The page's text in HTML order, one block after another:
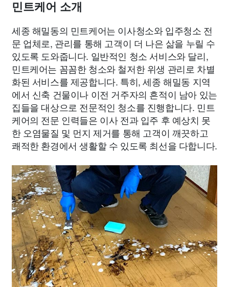
민트케어 소개
세종 해밀동의 민트케어는 이사청소와 입주청소 전
문 업체로, 관리를 통해 고객이 더 나은 삶을 누릴 수
있도록 도와줍니다. 일반적인 청소 서비스와 달리,
민트케어는 꼼꼼한 청소와 철저한 위생 관리로 차별
화된 서비스를 제공합니다. 특히, 세종 해밀동 지역
에서 신축 건물이나 이전 거주자의 흔적이 남아 있는
집들을 대상으로 전문적인 청소를 진행합니다. 민트
케어의 전문 인력들은 이사 전과 입주 후 예상치 못
한 오염물질 및 먼지 제거를 통해 고객이 깨끗하고
쾌적한 환경에서 생활할 수 있도록 최선을 다합니다.